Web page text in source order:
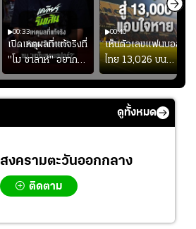
00:33
เปิดเหตุผลที่แท้จริงที่
"โม ซาลาห์" อยาก
ย้ายซบ "แทร็บซอนส
ปอร์"
00:40
เห็นตัวเลขแฟนบอล
ไทย 13,026 บน
สกอร์บอร์ดแล้วแอบ
ใจหาย น้อยกว่านัดที่
แล้วเจอมาเลเซียตั้ง
ดูทั้งหมด
สงครามตะวันออกกลาง
ติดตาม